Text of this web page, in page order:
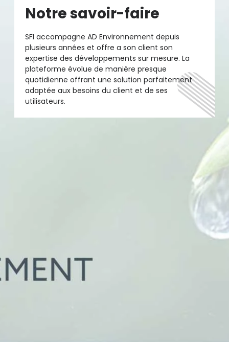
Notre savoir-faire
SFI accompagne AD Environnement depuis
plusieurs années et offre a son client son
expertise des développements sur mesure. La
plateforme évolue de manière presque
quotidienne offrant une solution parfaitement
adaptée aux besoins du client et de ses
utilisateurs.